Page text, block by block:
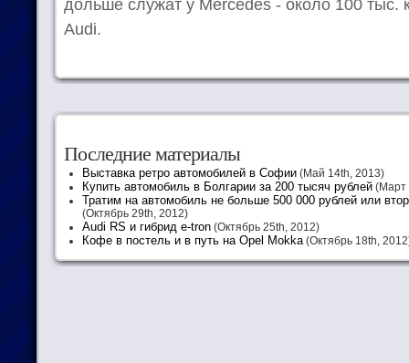
дольше служат у Mercedes - около 100 тыс.
Audi.
Последние материалы
Выставка ретро автомобилей в Софии (Май 14th, 2013)
Купить автомобиль в Болгарии за 200 тысяч рублей (Март
Тратим на автомобиль не больше 500 000 рублей или
(Октябрь 29th, 2012)
Audi RS и гибрид e-tron (Октябрь 25th, 2012)
Кофе в постель и в путь на Opel Mokka(Октябрь 18th,